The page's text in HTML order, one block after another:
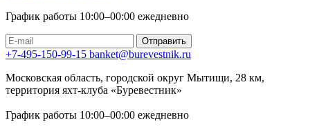
График работы 10:00–00:00 ежедневно
Отправить
+7-495-150-99-15 banket@burevestnik.ru
Московская область, городской округ Мытищи, 28 км,
территория яхт-клуба «Буревестник»
График работы 10:00–00:00 ежедневно